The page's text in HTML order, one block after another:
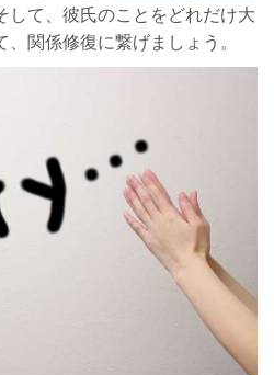
して、彼氏のことをどれだけ大
関係修復に繋げましょう。